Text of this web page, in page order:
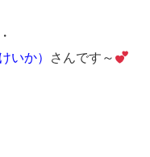
いか）
さんです～